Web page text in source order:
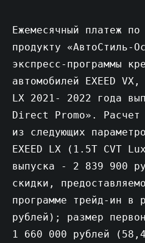
Ежемесячный платеж
продукту «АвтоСтиль-
экспресс-программы
автомобилей EXEED VX,
LX 2021- 2022 года
Direct Promo». Расчет
из следующих
EXEED LX (1.5T CVT
выпуска - 2 839 900
скидки,
программе трейд-ин в
рублей); размер
1 660 000 рублей